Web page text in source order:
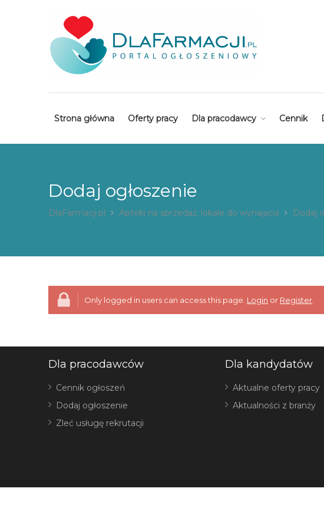
Strona główna Oferty pracy Dla pracodawcy Cennik
Dodaj ogłoszenie
DlaFarmacji.pl Apteki na sprzedaż, lokale do wynajęcia Dodaj
Only logged in users can access this page. Login or Register
Dla pracodawców
Cennik ogłoszeń
Dodaj ogłoszenie
Zleć usługę rekrutacji
Dla kandydatów
Aktualne oferty pracy
Aktualności z branży